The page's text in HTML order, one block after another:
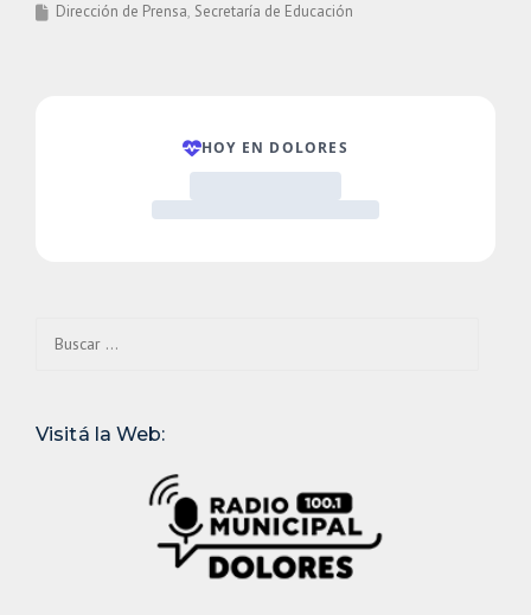
Dirección de Prensa Secretaría de Educación
Visitá la Web: